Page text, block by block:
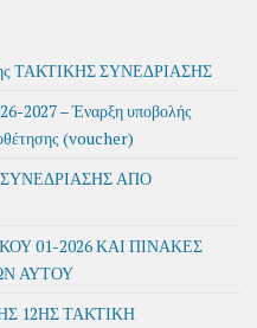
ΤΑΚΤΙΚΗΣ ΣΥΝΕΔΡΙΑΣΗΣ
2027 – Έναρξη υποβολής
(voucher)
ΑΠΟ
01-2026 ΚΑΙ ΠΙΝΑΚΕΣ
ΑΥΤΟΥ
12ΗΣ ΤΑΚΤΙΚΗ